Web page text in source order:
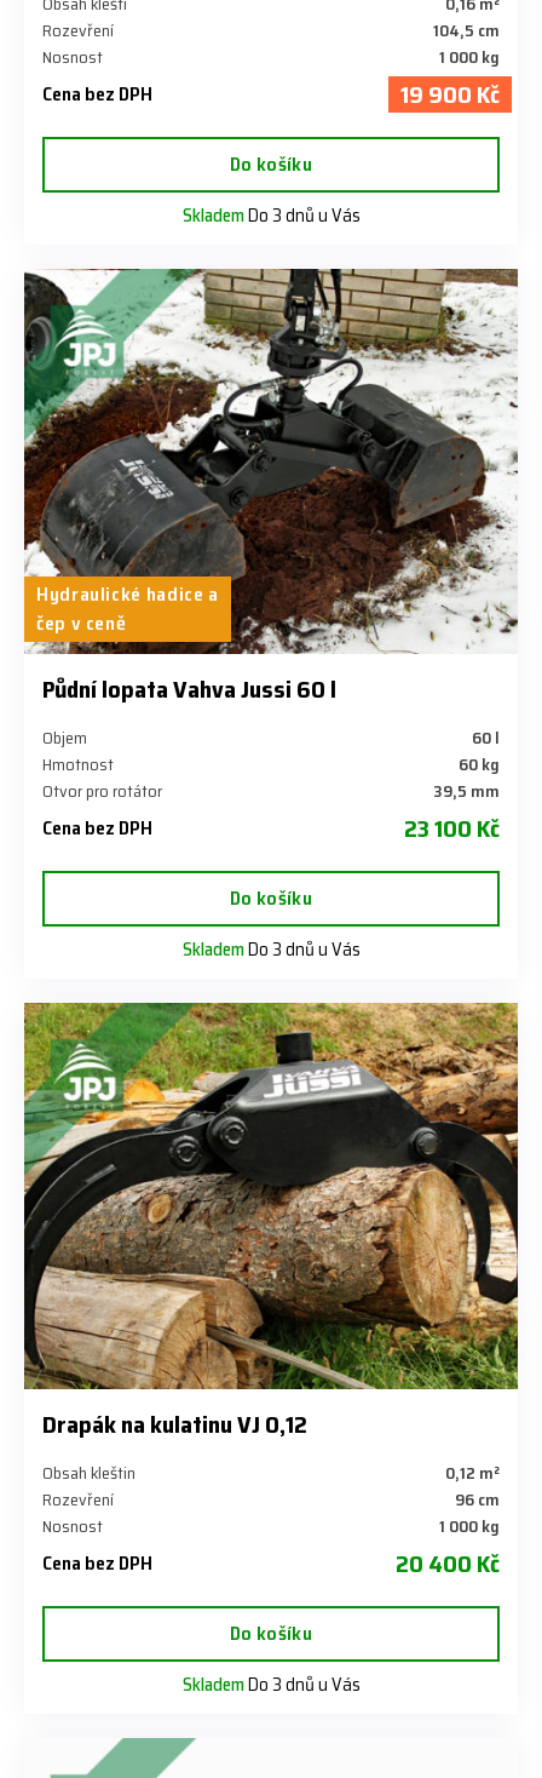
Rozevření
104,5 cm
Nosnost
1 000 kg
Cena bez DPH 19 900 Kč
Do košíku
SklademDo 3 dnů u Vás
Hydraulické hadice a
čep v ceně
Půdní lopata Vahva Jussi 60 l
Objem
60 l
Hmotnost
60 kg
Otvor pro rotátor
39,5 mm
Cena bez DPH 23 100 Kč
Do košíku
SklademDo 3 dnů u Vás
Drapák na kulatinu VJ 0,12
Obsah kleštin
0,12 m²
Rozevření
96 cm
Nosnost
1 000 kg
Cena bez DPH 20 400 Kč
Do košíku
SklademDo 3 dnů u Vás